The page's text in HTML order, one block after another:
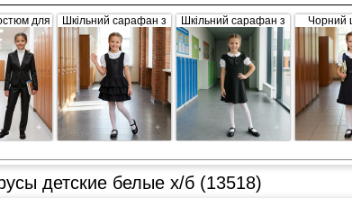
для
Шкільний сарафан з
рюшами, чорний
Шкільний сарафан з
брошкою, чорний
Чорний
сарафан
з
детские белые х/б (13518)